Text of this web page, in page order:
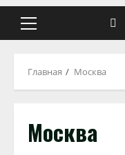
Основное
Главная Москва
Москва